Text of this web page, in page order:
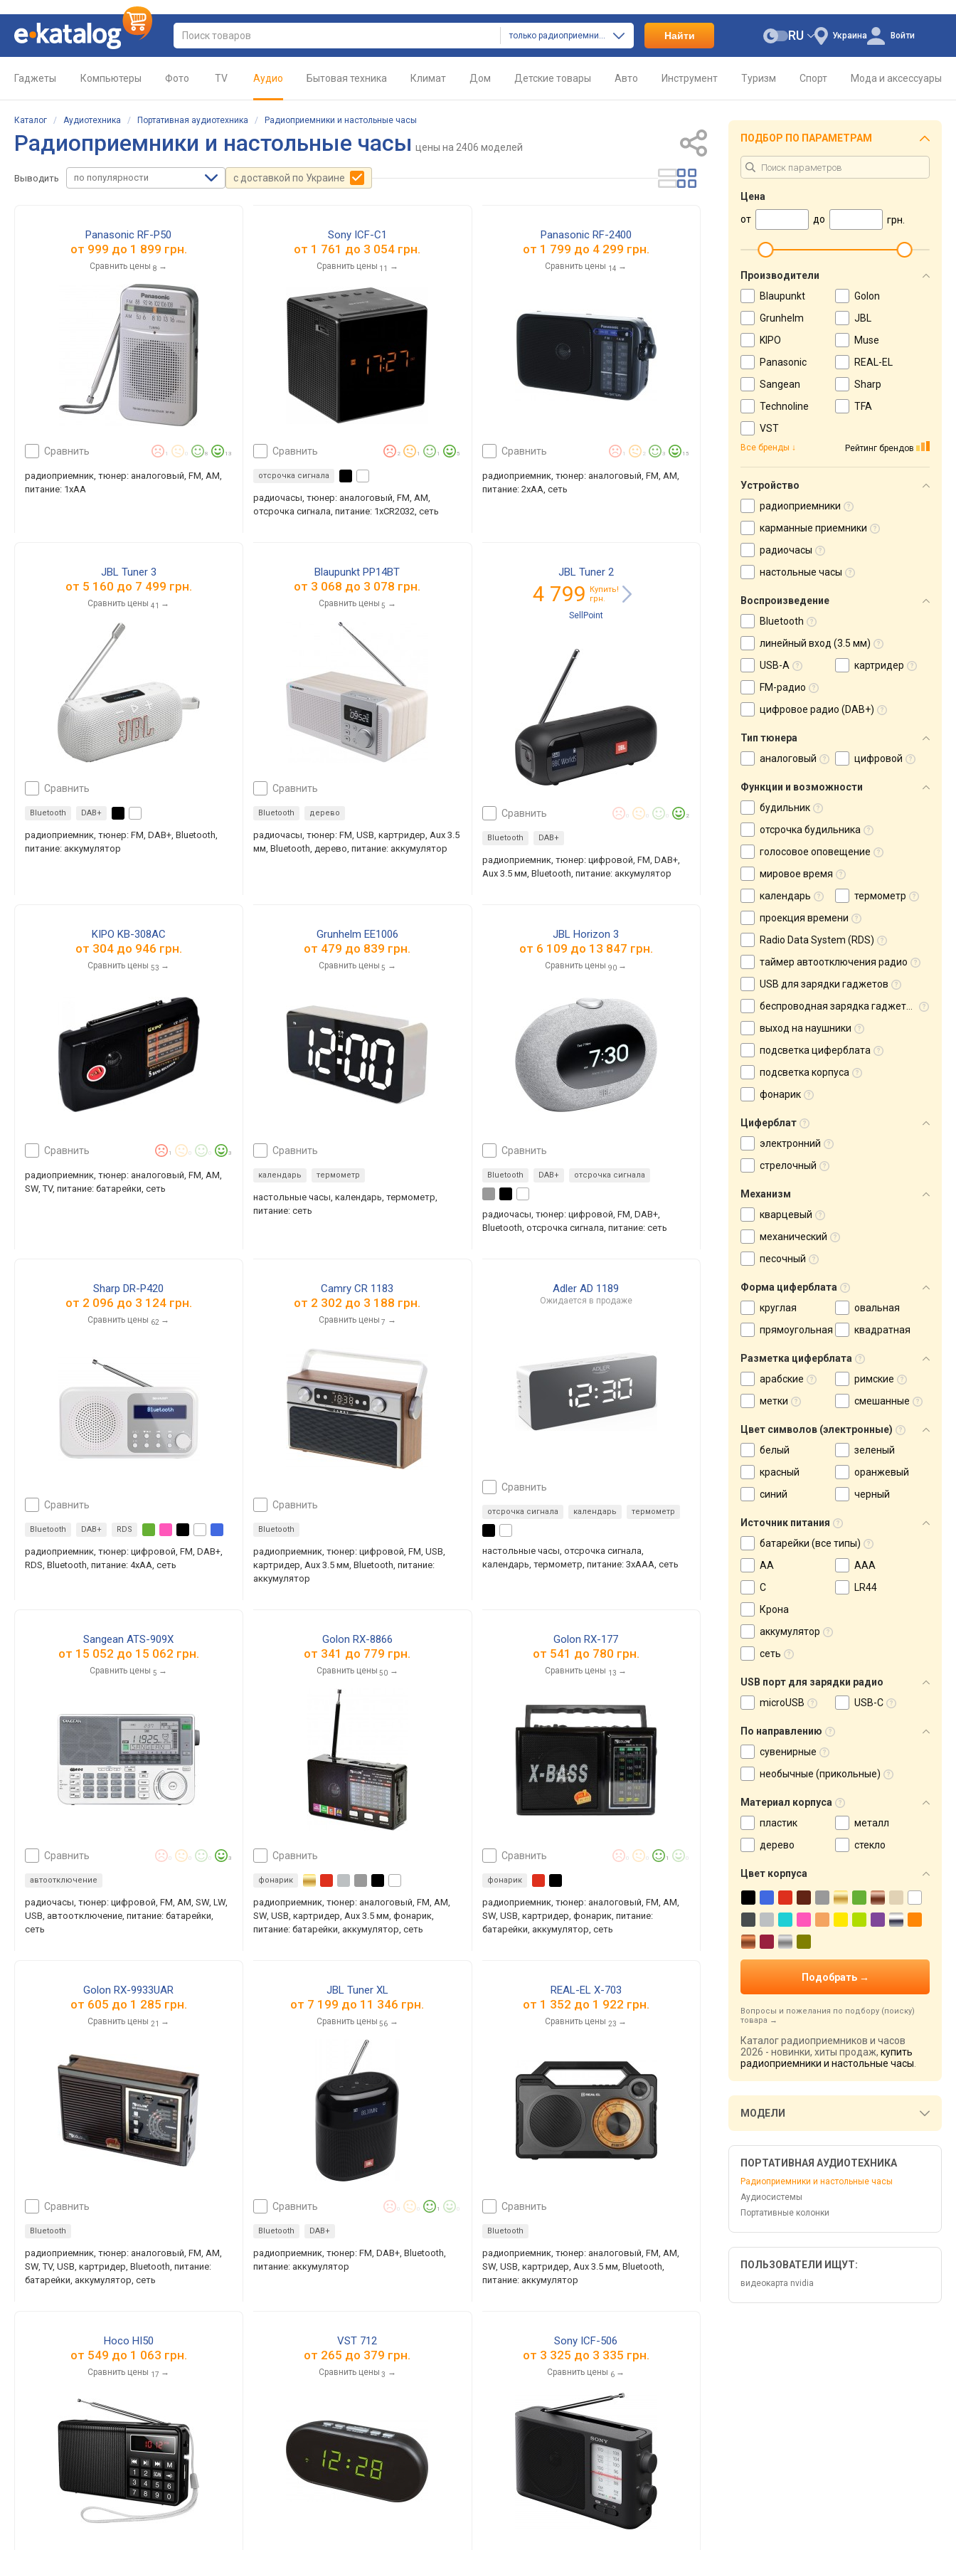
только радиоприемники и настольные часы Найти Украина
RU Войти
Гаджеты Компьютеры Фото TV Аудио Бытовая техника Климат Дом Детские товары Авто Инструмент Туризм Спорт Мода и аксессуары
Каталог / Аудиотехника / Портативная аудиотехника / Радиоприемники и настольные часы
Радиоприемники и настольные часы цены на 2406 моделей
Выводить по популярности с доставкой по Украине
Panasonic RF-P50
от 999 до 1 899 грн.
Сравнить цены 8 →
сравнить 1 8 13
радиоприемник, тюнер: аналоговый, FM, AM,
питание: 1xAA
Sony ICF-C1
от 1 761 до 3 054 грн.
Сравнить цены 11 →
сравнить 2 1 1 5
отсрочка сигнала
радиочасы, тюнер: аналоговый, FM, AM,
отсрочка сигнала, питание: 1xCR2032, сеть
Panasonic RF-2400
от 1 799 до 4 299 грн.
Сравнить цены 14 →
сравнить 1 2 3 15
радиоприемник, тюнер: аналоговый, FM, AM,
питание: 2хАА, сеть
JBL Tuner 3
от 5 160 до 7 499 грн.
Сравнить цены 41 →
сравнить
Bluetooth DAB+
радиоприемник, тюнер: FM, DAB+, Bluetooth,
питание: аккумулятор
Blaupunkt PP14BT
от 3 068 до 3 078 грн.
Сравнить цены 5 →
сравнить
Bluetooth дерево
радиочасы, тюнер: FM, USB, картридер, Aux 3.5
мм, Bluetooth, дерево, питание: аккумулятор
JBL Tuner 2
4 799
Купить!
грн.
SellPoint
сравнить 2
Bluetooth DAB+
радиоприемник, тюнер: цифровой, FM, DAB+,
Aux 3.5 мм, Bluetooth, питание: аккумулятор
KIPO KB-308AC
от 304до 946 грн.
Сравнить цены 53 →
сравнить 1 3
радиоприемник, тюнер: аналоговый, FM, AM,
SW, TV, питание: батарейки, сеть
Grunhelm EE1006
от 479 до 839 грн.
Сравнить цены 5 →
сравнить
календарь термометр
настольные часы, календарь, термометр,
питание: сеть
JBL Horizon 3
от 6 109 до 13 847 грн.
Сравнить цены 90 →
сравнить
Bluetooth DAB+ отсрочка сигнала
радиочасы, тюнер: цифровой, FM, DAB+,
Bluetooth, отсрочка сигнала, питание: сеть
Sharp DR-P420
от 2 096 до 3 124грн.
Сравнить цены 62 →
сравнить
Bluetooth DAB+ RDS
радиоприемник, тюнер: цифровой, FM, DAB+,
RDS, Bluetooth, питание: 4xAA, сеть
Camry CR 1183
от 2 302 до 3 188 грн.
Сравнить цены 7 →
сравнить
Bluetooth
радиоприемник, тюнер: цифровой, FM, USB,
картридер, Aux 3.5 мм, Bluetooth, питание:
аккумулятор
Adler AD 1189
Ожидается в продаже
сравнить
отсрочка сигнала календарь термометр
настольные часы, отсрочка сигнала,
календарь, термометр, питание: 3xAAA, сеть
Sangean ATS-909X
от 15 052 до 15 062 грн.
Сравнить цены 5 →
сравнить 3
автоотключение
радиочасы, тюнер: цифровой, FM, AM, SW, LW,
USB, автоотключение, питание: батарейки,
сеть
Golon RX-8866
от 341 до 779 грн.
Сравнить цены 50 →
сравнить
фонарик
радиоприемник, тюнер: аналоговый, FM, AM,
SW, USB, картридер, Aux 3.5 мм, фонарик,
питание: батарейки, аккумулятор, сеть
Golon RX-177
от 541 до 780 грн.
Сравнить цены 13 →
сравнить 1
фонарик
радиоприемник, тюнер: аналоговый, FM, AM,
SW, USB, картридер, фонарик, питание:
батарейки, аккумулятор, сеть
Golon RX-9933UAR
от 605 до 1 285 грн.
Сравнить цены 21 →
сравнить
Bluetooth
радиоприемник, тюнер: аналоговый, FM, AM,
SW, TV, USB, картридер, Bluetooth, питание:
батарейки, аккумулятор, сеть
JBL Tuner XL
от 7 199 до 11 346 грн.
Сравнить цены 56 →
сравнить 1
Bluetooth DAB+
радиоприемник, тюнер: FM, DAB+, Bluetooth,
питание: аккумулятор
REAL-EL X-703
от 1 352 до 1 922 грн.
Сравнить цены 23 →
сравнить
Bluetooth
радиоприемник, тюнер: аналоговый, FM, AM,
SW, USB, картридер, Aux 3.5 мм, Bluetooth,
питание: аккумулятор
Hoco HI50
от 549 до 1 063 грн.
Сравнить цены 17 →
VST 712
от 265 до 379 грн.
Сравнить цены 3 →
Sony ICF-506
от 3 325 до 3 335 грн.
Сравнить цены 6 →
ПОДБОР ПО ПАРАМЕТРАМ
Цена
от
до грн.
Производители
Blaupunkt
Golon
Grunhelm
JBL
KIPO
Muse
Panasonic
REAL-EL
Sangean
Sharp
Technoline
TFA
VST
Рейтинг брендов
Все бренды
Устройство
радиоприемники
карманные приемники
радиочасы
настольные часы
Воспроизведение
Bluetooth
линейный вход (3.5 мм)
USB-A
картридер
FM-радио
цифровое радио (DAB+)
Тип тюнера
аналоговый
цифровой
Функции и возможности
будильник
отсрочка будильника
голосовое оповещение
мировое время
календарь
термометр
проекция времени
Radio Data System (RDS)
таймер автоотключения радио
USB для зарядки гаджетов
беспроводная зарядка гаджетов
выход на наушники
подсветка циферблата
подсветка корпуса
фонарик
Циферблат
электронний
стрелочный
Механизм
кварцевый
механический
песочный
Форма циферблата
круглая
овальная
прямоугольная
квадратная
Разметка циферблата
арабские
римские
метки
смешанные
Цвет символов (электронные)
белый
зеленый
красный
оранжевый
синий
черный
Источник питания
батарейки (все типы)
AA
AAA
C
LR44
Крона
аккумулятор
сеть
USB порт для зарядки радио
microUSB
USB-C
По направлению
сувенирные
необычные (прикольные)
Материал корпуса
пластик
металл
дерево
стекло
Цвет корпуса
Вопросы и пожелания по подбору (поиску)
товара
Каталог радиоприемников и часов
2026 - новинки, хиты продаж, купить
радиоприемники и настольные часы
МОДЕЛИ
ПОРТАТИВНАЯ АУДИОТЕХНИКА
Радиоприемники и настольные часы
Аудиосистемы
Портативные колонки
ПОЛЬЗОВАТЕЛИ ИЩУТ:
видеокарта nvidia